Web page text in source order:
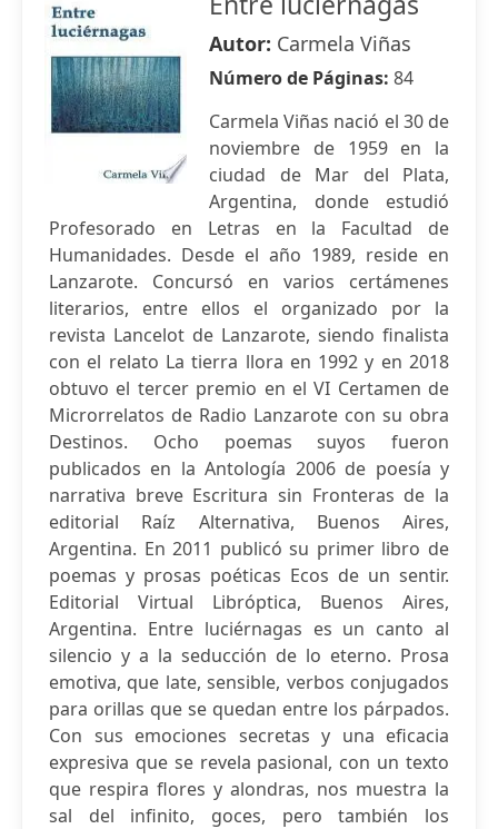
Autor: Carmela Viñas
Número de Páginas: 84
Carmela Viñas nació el 30 de
noviembre de 1959 en la
ciudad de Mar del Plata,
Argentina, donde estudió
Profesorado en Letras en la Facultad de
Humanidades. Desde el año 1989, reside en
Lanzarote. Concursó en varios certámenes
literarios, entre ellos el organizado por la
revista Lancelot de Lanzarote, siendo finalista
con el relato La tierra llora en 1992 y en 2018
obtuvo el tercer premio en el VI Certamen de
Microrrelatos de Radio Lanzarote con su obra
Destinos. Ocho poemas suyos fueron
publicados en la Antología 2006 de poesía y
narrativa breve Escritura sin Fronteras de la
editorial Raíz Alternativa, Buenos Aires,
Argentina. En 2011 publicó su primer libro de
poemas y prosas poéticas Ecos de un sentir.
Editorial Virtual Libróptica, Buenos Aires,
Argentina. Entre luciérnagas es un canto al
silencio y a la seducción de lo eterno. Prosa
emotiva, que late, sensible, verbos conjugados
para orillas que se quedan entre los párpados.
Con sus emociones secretas y una eficacia
expresiva que se revela pasional, con un texto
que respira flores y alondras, nos muestra la
sal del infinito, goces, pero también los